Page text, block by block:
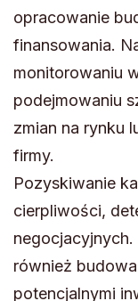
opracowanie
finansowania.
monitorowaniu
podejmowaniu
zmian na rynku
firmy.
Pozyskiwanie
cierpliwości,
również
potencjalnymi